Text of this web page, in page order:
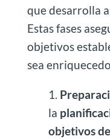
que desarrolla
Estas fases
objetivos
sea
la
objetivos